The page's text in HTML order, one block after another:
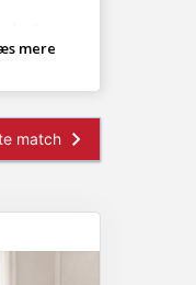
mere